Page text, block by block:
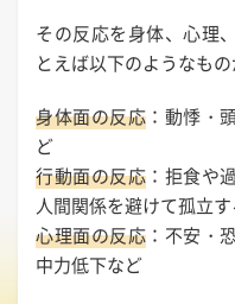
その反応を身体、心理
とえば以下のようなもの
身体面の反応 ：動悸・
ど
行動面の反応 ：拒食や
人間関係を避けて孤立
心理面の反応 ：不安・
中力低下など